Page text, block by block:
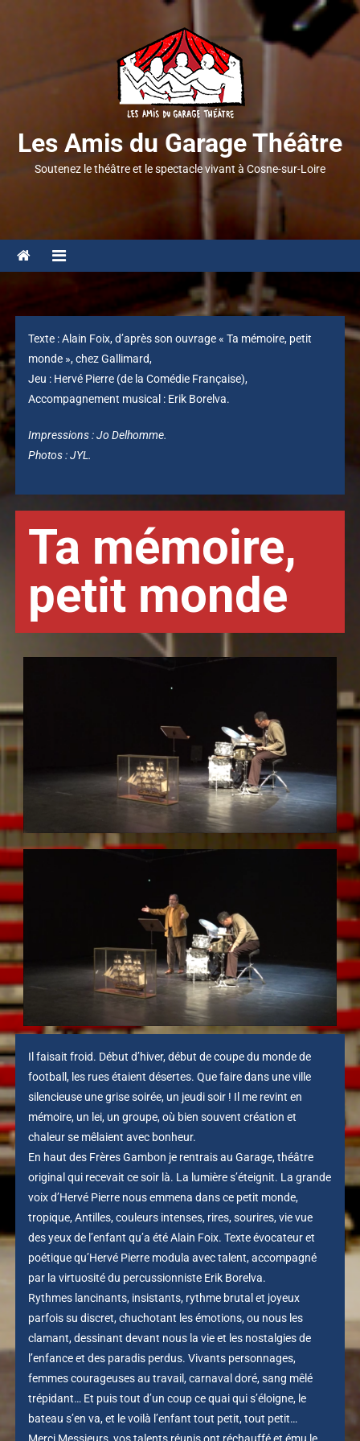
Les Amis du Garage Théâtre
Soutenez le théâtre et le spectacle vivant à Cosne-sur-Loire
Texte : Alain Foix, d’après son ouvrage « Ta mémoire, petit
monde », chez Gallimard,
Jeu : Hervé Pierre (de la Comédie Française),
Accompagnement musical : Erik Borelva.
Impressions : Jo Delhomme.
Photos : JYL.
Ta mémoire,
petit monde
Il faisait froid. Début d’hiver, début de coupe du monde de
football, les rues étaient désertes. Que faire dans une ville
silencieuse une grise soirée, un jeudi soir ! Il me revint en
mémoire, un lei, un groupe, où bien souvent création et
chaleur se mêlaient avec bonheur.
En haut des Frères Gambon je rentrais au Garage, théâtre
original qui recevait ce soir là. La lumière s’éteignit. La grande
voix d’Hervé Pierre nous emmena dans ce petit monde,
tropique, Antilles, couleurs intenses, rires, sourires, vie vue
des yeux de l’enfant qu’a été Alain Foix. Texte évocateur et
poétique qu’Hervé Pierre modula avec talent, accompagné
par la virtuosité du percussionniste Erik Borelva.
Rythmes lancinants, insistants, rythme brutal et joyeux
parfois su discret, chuchotant les émotions, ou nous les
clamant, dessinant devant nous la vie et les nostalgies de
l’enfance et des paradis perdus. Vivants personnages,
femmes courageuses au travail, carnaval doré, sang mêlé
trépidant… Et puis tout d’un coup ce quai qui s’éloigne, le
bateau s’en va, et le voilà l’enfant tout petit, tout petit…